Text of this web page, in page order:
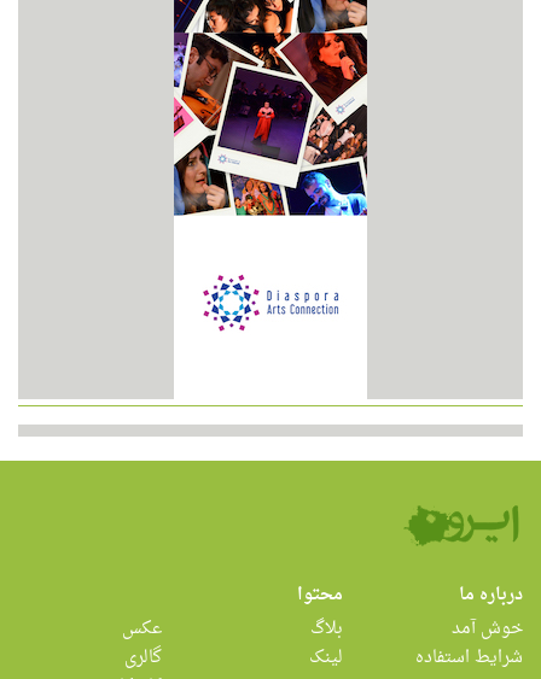
درباره ما
خوش آمد
شرایط استفاده
محتوا
بلاگ
لینک
عکس
گالری